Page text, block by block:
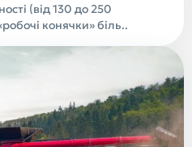
(від 130 до 250
конячки» біль..